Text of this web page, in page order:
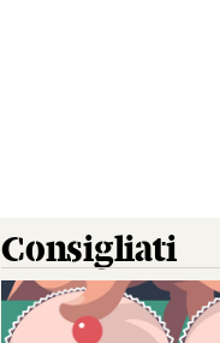
Consigliati